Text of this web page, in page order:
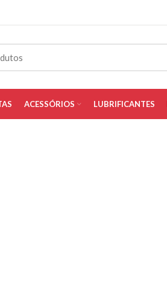
ACESSÓRIOS LUBRIFICANTES